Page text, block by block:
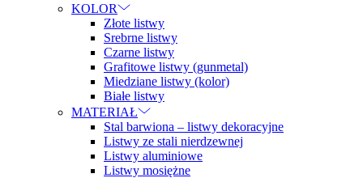
KOLOR
Złote listwy
Srebrne listwy
Czarne listwy
Grafitowe listwy (gunmetal)
Miedziane listwy (kolor)
Białe listwy
MATERIAŁ
Stal barwiona – listwy dekoracyjne
Listwy ze stali nierdzewnej
Listwy aluminiowe
Listwy mosiężne